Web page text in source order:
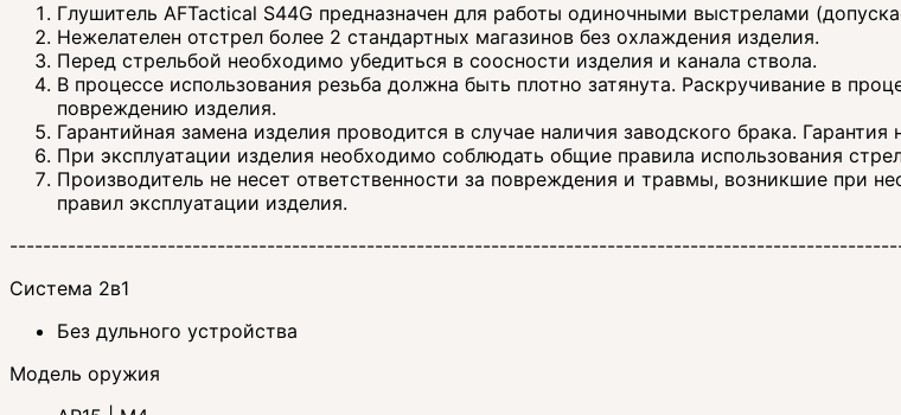
Глушитель AFTactical S44G предназначен для работы одиночными выстрелами
Нежелателен отстрел более 2 стандартных магазинов без охлаждения изделия.
Перед стрельбой необходимо убедиться в соосности изделия и канала ствола.
В процессе использования резьба должна быть плотно затянута. Раскручивание в
повреждению изделия.
Гарантийная замена изделия проводится в случае наличия заводского брака.
При эксплуатации изделия необходимо соблюдать общие правила использования
Производитель не несет ответственности за повреждения и травмы, возникшие при
правил эксплуатации изделия.
Система 2в1
Без дульного устройства
Модель оружия